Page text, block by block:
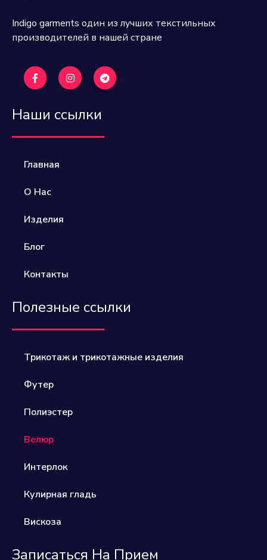
Indigo garments один из лучших текстильных
производителей в нашей стране
Наши ссылки
Главная
О Нас
Изделия
Блог
Контакты
Полезные ссылки
Трикотаж и трикотажные изделия
Футер
Полиэстер​
Велюр​
Интерлок
Кулирная гладь
Вискоза
Записаться На Прием